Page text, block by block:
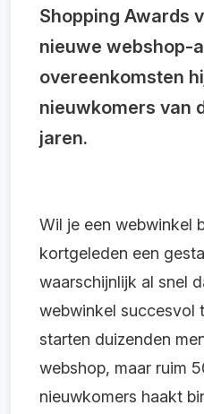
Shopping Awards
nieuwe webshop-
overeenkomsten
nieuwkomers van
jaren.
Wil je een webwinkel
kortgeleden een
waarschijnlijk al snel
webwinkel succesvol
starten duizenden
webshop, maar ruim
nieuwkomers haakt